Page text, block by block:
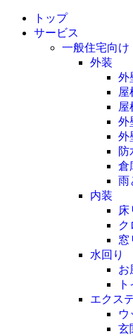
トップ
サービス
一般住宅向け
外装
外
屋
屋
外
外
防
倉
雨
内装
床
ク
窓
水回り
お
エクス
ウ
玄